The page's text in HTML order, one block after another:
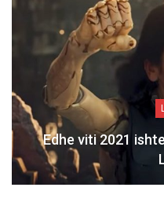
Edhe viti 2021